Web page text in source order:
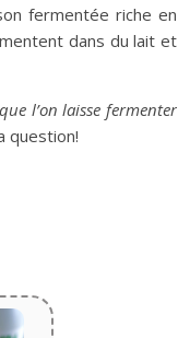
fermentée riche en
dans du lait et
l’on laisse fermenter
question!